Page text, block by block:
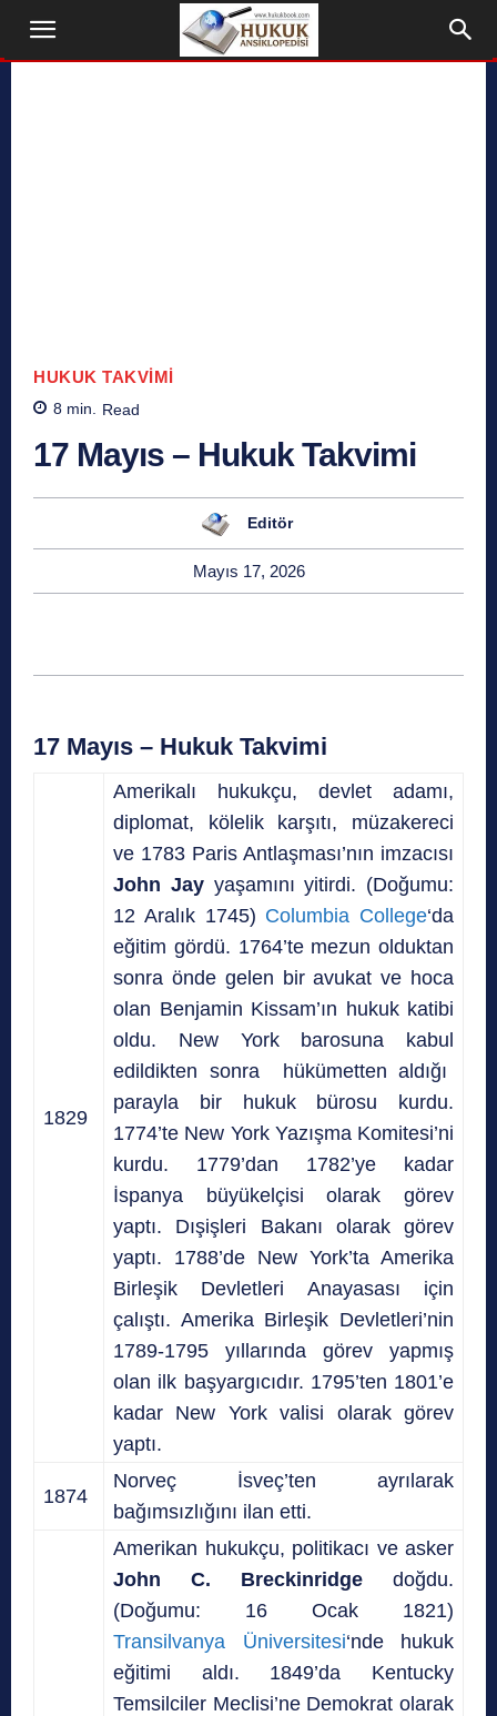
HUKUK TAKVIMI
8 min. Read
17 Mayıs – Hukuk Takvimi
Editör
Mayıs 17, 2026
17 Mayıs – Hukuk Takvimi
1829
Amerikalı hukukçu, devlet adamı,
diplomat, kölelik karşıtı, müzakereci
ve 1783 Paris Antlaşması’nın imzacısı
John Jayyaşamını yitirdi. (Doğumu:
12 Aralık 1745) Columbia College‘da
eğitim gördü. 1764’te mezun olduktan
sonra önde gelen bir avukat ve hoca
olan Benjamin Kissam’ın hukuk katibi
oldu. New York barosuna kabul
edildikten sonra hükümetten aldığı
parayla bir hukuk bürosu kurdu.
1774’te New York Yazışma Komitesi’ni
kurdu. 1779’dan 1782’ye kadar
İspanya büyükelçisi olarak görev
yaptı. Dışişleri Bakanı olarak görev
yaptı. 1788’de New York’ta Amerika
Birleşik Devletleri Anayasası için
çalıştı. Amerika Birleşik Devletleri’nin
1789-1795 yıllarında görev yapmış
olan ilk başyargıcıdır. 1795’ten 1801’e
kadar New Yorkvalisi olarak görev
yaptı.
1874
Norveç İsveç’ten ayrılarak
bağımsızlığını ilan etti.
Amerikan hukukçu, politikacı ve asker
John C. Breckinridge doğdu.
(Doğumu: 16 Ocak 1821)
Transilvanya Üniversitesi‘nde hukuk
eğitimi aldı. 1849’da Kentucky
Temsilciler Meclisi’ne Demokrat olarak